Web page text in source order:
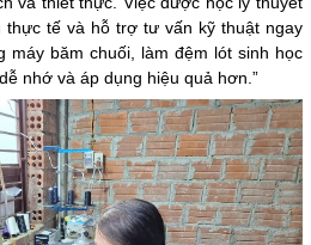
tế và hỗ trợ tư vấn kỹ thuật ngay
máy băm chuối, làm đệm lót sinh học
nhớ và áp dụng hiệu quả hơn.”